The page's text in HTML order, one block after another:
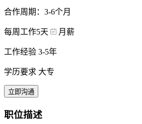
合作周期：3-6个月
每周工作5天 月薪
工作经验 3-5年
学历要求 大专
立即沟通
职位描述